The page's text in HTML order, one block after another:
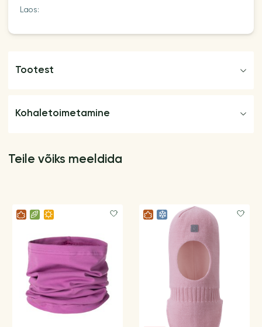
Laos:
Tootest
Kohaletoimetamine
Teile võiks meeldida